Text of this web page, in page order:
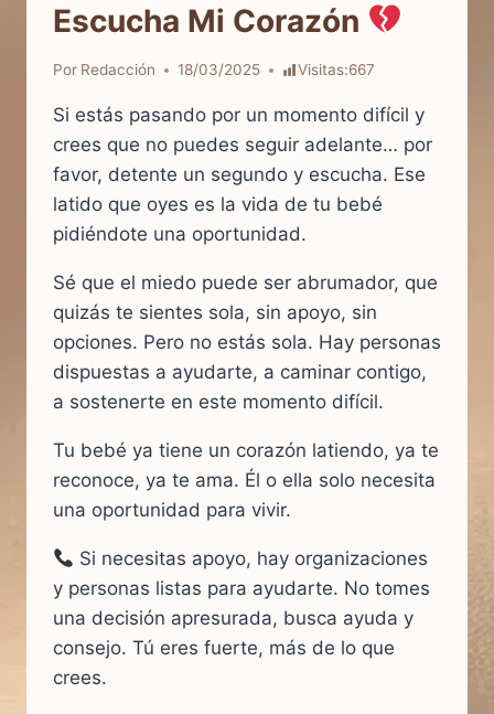
Escucha Mi Corazón
Por Redacción 18/03/2025 Visitas:667
Si estás pasando por un momento difícil y
crees que no puedes seguir adelante… por
favor, detente un segundo y escucha. Ese
latido que oyes es la vida de tu bebé
pidiéndote una oportunidad.
Sé que el miedo puede ser abrumador, que
quizás te sientes sola, sin apoyo, sin
opciones. Pero no estás sola. Hay personas
dispuestas a ayudarte, a caminar contigo,
a sostenerte en este momento difícil.
Tu bebé ya tiene un corazón latiendo, ya te
reconoce, ya te ama. Él o ella solo necesita
una oportunidad para vivir.
Si necesitas apoyo, hay organizaciones
y personas listas para ayudarte. No tomes
una decisión apresurada, busca ayuda y
consejo. Tú eres fuerte, más de lo que
crees.